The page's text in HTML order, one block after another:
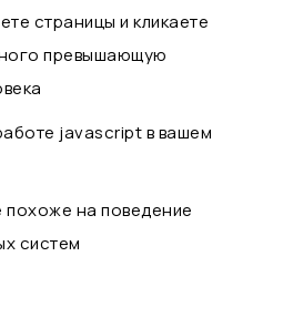
страницы и кликаете
превышающую
javascript в вашем
на поведение
систем